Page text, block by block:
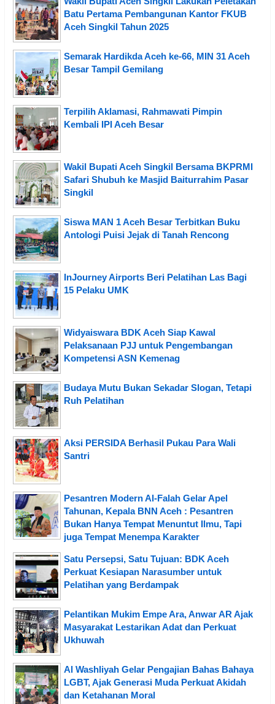
Batu Pertama Pembangunan Kantor FKUB
Aceh Singkil Tahun 2025
Semarak Hardikda Aceh ke-66, MIN 31 Aceh
Besar Tampil Gemilang
Terpilih Aklamasi, Rahmawati Pimpin
Kembali IPI Aceh Besar
Wakil Bupati Aceh Singkil Bersama BKPRMI
Safari Shubuh ke Masjid Baiturrahim Pasar
Singkil
Siswa MAN 1 Aceh Besar Terbitkan Buku
Antologi Puisi Jejak di Tanah Rencong
InJourney Airports Beri Pelatihan Las Bagi
15 Pelaku UMK
Widyaiswara BDK Aceh Siap Kawal
Pelaksanaan PJJ untuk Pengembangan
Kompetensi ASN Kemenag
Budaya Mutu Bukan Sekadar Slogan, Tetapi
Ruh Pelatihan
Aksi PERSIDA Berhasil Pukau Para Wali
Santri
Pesantren Modern Al-Falah Gelar Apel
Tahunan, Kepala BNN Aceh : Pesantren
Bukan Hanya Tempat Menuntut Ilmu, Tapi
juga Tempat Menempa Karakter
Satu Persepsi, Satu Tujuan: BDK Aceh
Perkuat Kesiapan Narasumber untuk
Pelatihan yang Berdampak
Pelantikan Mukim Empe Ara, Anwar AR Ajak
Masyarakat Lestarikan Adat dan Perkuat
Ukhuwah
Al Washliyah Gelar Pengajian Bahas Bahaya
LGBT, Ajak Generasi Muda Perkuat Akidah
dan Ketahanan Moral